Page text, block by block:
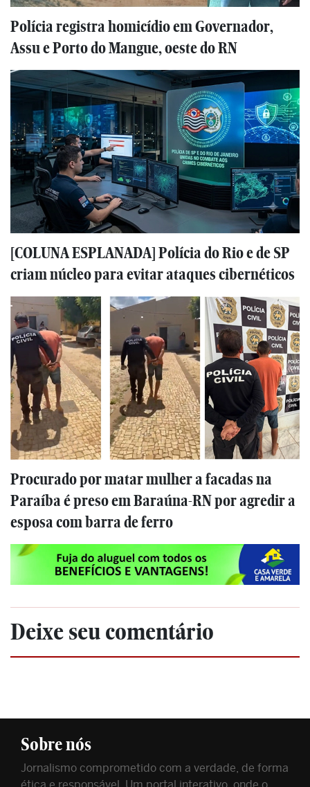
Polícia registra homicídio em Governador,
Assu e Porto do Mangue, oeste do RN
[COLUNA ESPLANADA] Polícia do Rio e de SP
criam núcleo para evitar ataques cibernéticos
Procurado por matar mulher a facadas na
Paraíba é preso em Baraúna-RN por agredir a
esposa com barra de ferro
Deixe seu comentário
Sobre nós
Jornalismo comprometido com a verdade, de forma